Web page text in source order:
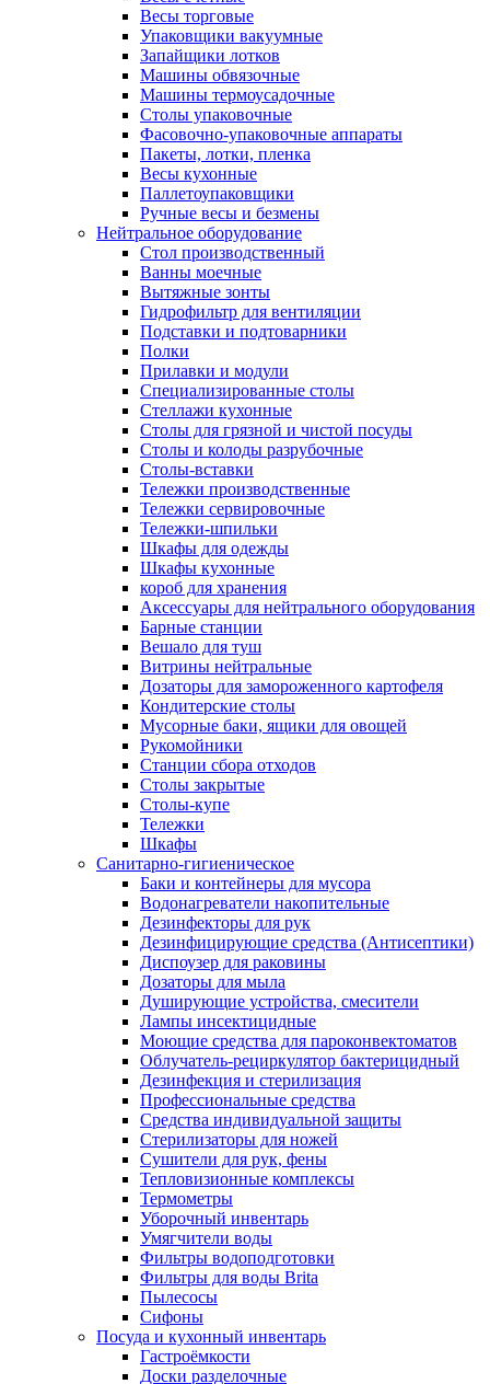
Весы торговые
Упаковщики вакуумные
Запайщики лотков
Машины обвязочные
Машины термоусадочные
Столы упаковочные
Фасовочно-упаковочные аппараты
Пакеты, лотки, пленка
Весы кухонные
Паллетоупаковщики
Ручные весы и безмены
Нейтральное оборудование
Cтол производственный
Ванны моечные
Вытяжные зонты
Гидрофильтр для вентиляции
Подставки и подтоварники
Полки
Прилавки и модули
Специализированные столы
Стеллажи кухонные
Столы для грязной и чистой посуды
Столы и колоды разрубочные
Столы-вставки
Тележки производственные
Тележки сервировочные
Тележки-шпильки
Шкафы для одежды
Шкафы кухонные
короб для хранения
Аксессуары для нейтрального оборудования
Барные станции
Вешало для туш
Витрины нейтральные
Дозаторы для замороженного картофеля
Кондитерские столы
Мусорные баки, ящики для овощей
Рукомойники
Станции сбора отходов
Столы закрытые
Столы-купе
Тележки
Шкафы
Санитарно-гигиеническое
Баки и контейнеры для мусора
Водонагреватели накопительные
Дезинфекторы для рук
Дезинфицирующие средства (Антисептики)
Диспоузер для раковины
Дозаторы для мыла
Душирующие устройства, смесители
Лампы инсектицидные
Моющие средства для пароконвектоматов
Облучатель-рециркулятор бактерицидный
Дезинфекция и стерилизация
Профессиональные средства
Средства индивидуальной защиты
Стерилизаторы для ножей
Сушители для рук, фены
Тепловизионные комплексы
Термометры
Уборочный инвентарь
Умягчители воды
Фильтры водоподготовки
Фильтры для воды Brita
Пылесосы
Сифоны
Посуда и кухонный инвентарь
Гастроёмкости
Доски разделочные